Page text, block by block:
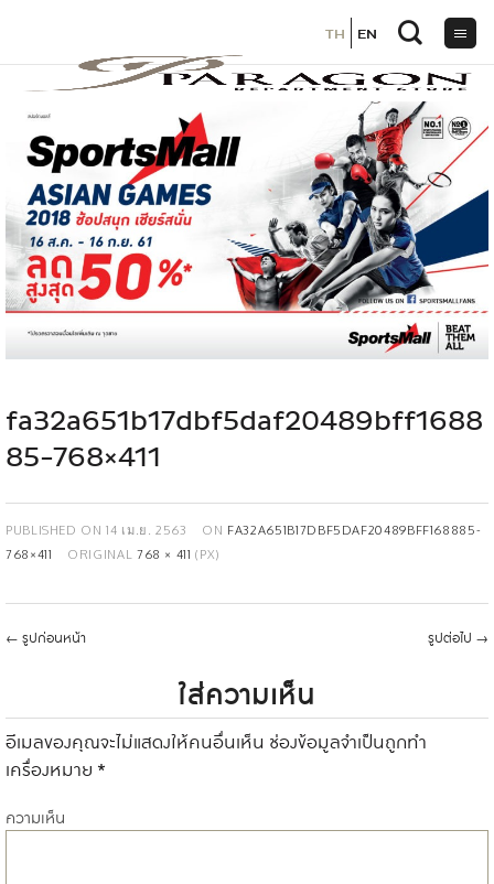
เนื้อหา
fa32a651b17dbf5daf20489bff1688
85-768×411
PUBLISHED ON14 เม.ย. 2563 ON FA32A651B17DBF5DAF20489BFF168885-
768×411
ORIGINAL 768 × 411 (PX)
← รูปก่อนหน้า รูปต่อไป →
ใส่ความเห็น
อีเมลของคุณจะไม่แสดงให้คนอื่นเห็น ช่องข้อมูลจำเป็นถูกทำ
เครื่องหมาย *
ความเห็น
TH EN
TH EN